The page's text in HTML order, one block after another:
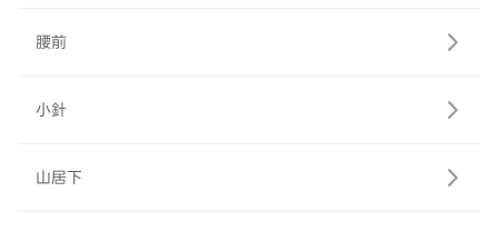
腰前
小針
山居下